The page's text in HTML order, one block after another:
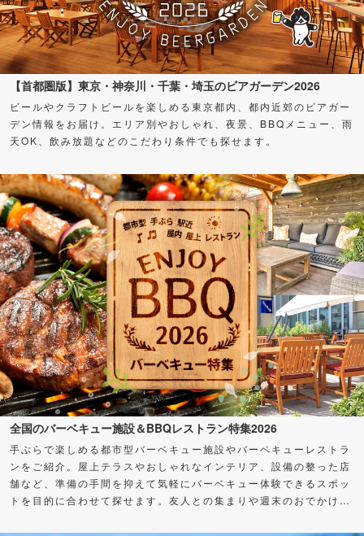
【首都圏版】東京・神奈川・千葉・埼玉のビアガーデン2026
ビールやクラフトビールを楽しめる東京都内、都内近郊のビアガー
デン情報をお届け。エリア別やおしゃれ、夜景、BBQメニュー、雨
天OK、飲み放題などのこだわり条件でも探せます。
全国のバーベキュー施設＆BBQレストラン特集2026
手ぶらで楽しめる都市型バーベキュー施設やバーベキューレストラ
ンをご紹介。屋上テラスやおしゃれなインテリア、設備の整った店
舗など、準備の手間を抑えて気軽にバーベキュー体験できるスポッ
トを目的に合わせて探せます。友人との集まりや週末のおでかけ